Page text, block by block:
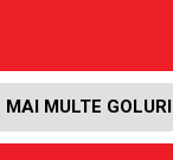
MAI MULTE GOLURI